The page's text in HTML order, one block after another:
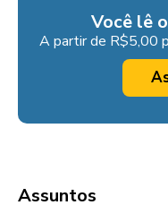
Você lê
A partir de R$5,00
Assuntos